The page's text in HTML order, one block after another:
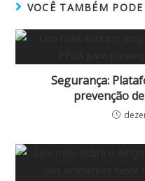
VOCÊ TAMBÉM
Segurança:
prevenção